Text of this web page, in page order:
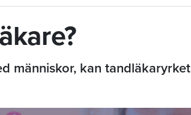
människor, kan tandläkaryrket